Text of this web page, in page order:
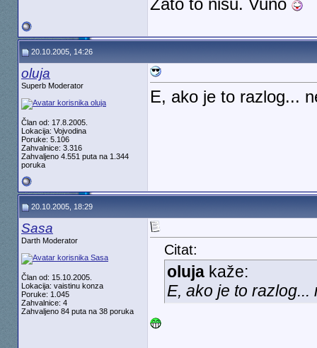
Zato to nisu. Vuno
20.10.2005, 14:26
oluja
Superb Moderator
Član od: 17.8.2005.
Lokacija: Vojvodina
Poruke: 5.106
Zahvalnice: 3.316
Zahvaljeno 4.551 puta na 1.344
poruka
E, ako je to razlog...
20.10.2005, 18:29
Sasa
Darth Moderator
Član od: 15.10.2005.
Lokacija: vaistinu konza
Poruke: 1.045
Zahvalnice: 4
Zahvaljeno 84 puta na 38 poruka
Citat:
olujakaže:
E, ako je to